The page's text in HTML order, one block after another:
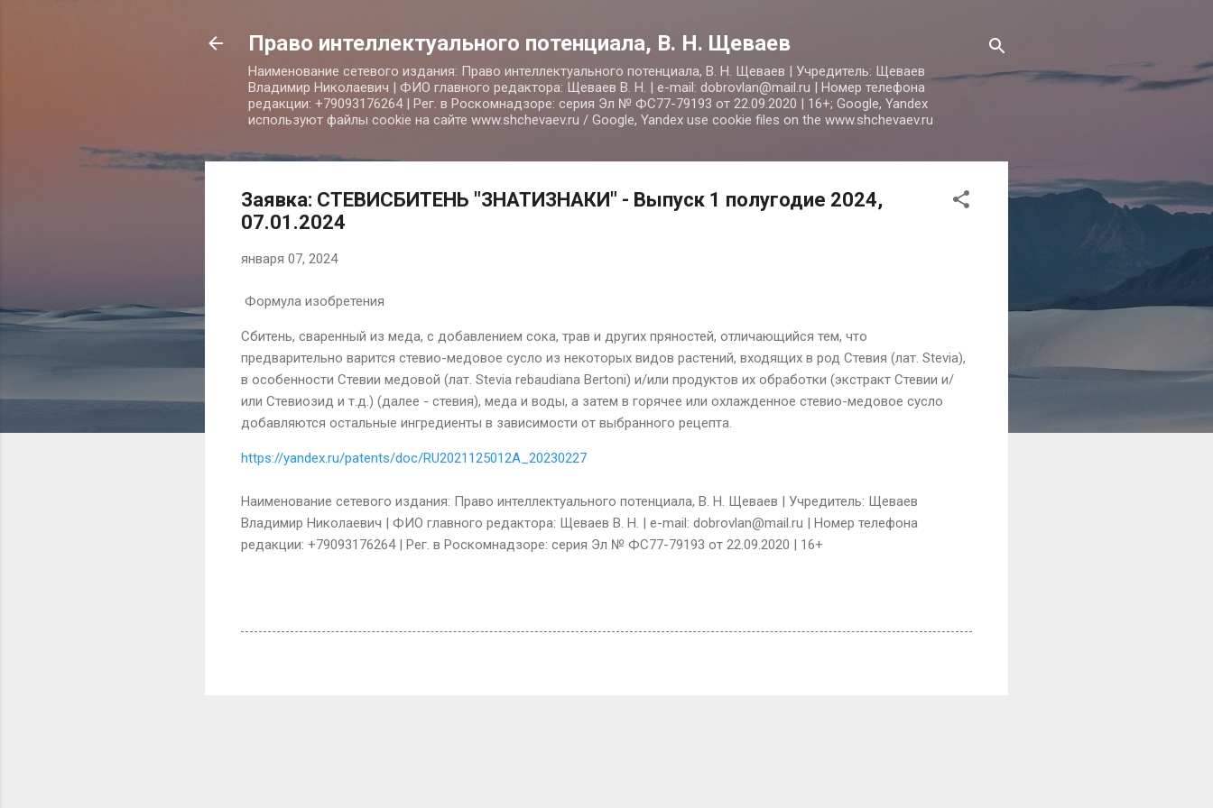
Право интеллектуального потенциала, В. Н. Щеваев
Наименование сетевого издания: Право интеллектуального потенциала, В. Н. Щеваев | Учредитель: Щеваев
Владимир Николаевич | ФИО главного редактора: Щеваев В. Н. | e-mail: dobrovlan@mail.ru | Номер телефона
редакции: +79093176264 | Рег. в Роскомнадзоре: серия Эл № ФС77-79193 от 22.09.2020 | 16+; Google, Yandex
используют файлы cookie на сайте www.shchevaev.ru / Google, Yandex use cookie files on the www.shchevaev.ru
Заявка: СТЕВИСБИТЕНЬ "ЗНАТИЗНАКИ" - Выпуск 1 полугодие 2024,
07.01.2024
января 07, 2024
Формула изобретения
Сбитень, сваренный из меда, с добавлением сока, трав и других пряностей, отличающийся тем, что
предварительно варится стевио-медовое сусло из некоторых видов растений, входящих в род Стевия (лат. Stevia),
в особенности Стевии медовой (лат. Stevia rebaudiana Bertoni) и/или продуктов их обработки (экстракт Стевии и/
или Стевиозид и т.д.) (далее - стевия), меда и воды, а затем в горячее или охлажденное стевио-медовое сусло
добавляются остальные ингредиенты в зависимости от выбранного рецепта.
https://yandex.ru/patents/doc/RU2021125012A_20230227
Наименование сетевого издания: Право интеллектуального потенциала, В. Н. Щеваев | Учредитель: Щеваев
Владимир Николаевич | ФИО главного редактора: Щеваев В. Н. | e-mail: dobrovlan@mail.ru | Номер телефона
редакции: +79093176264 | Рег. в Роскомнадзоре: серия Эл № ФС77-79193 от 22.09.2020 | 16+